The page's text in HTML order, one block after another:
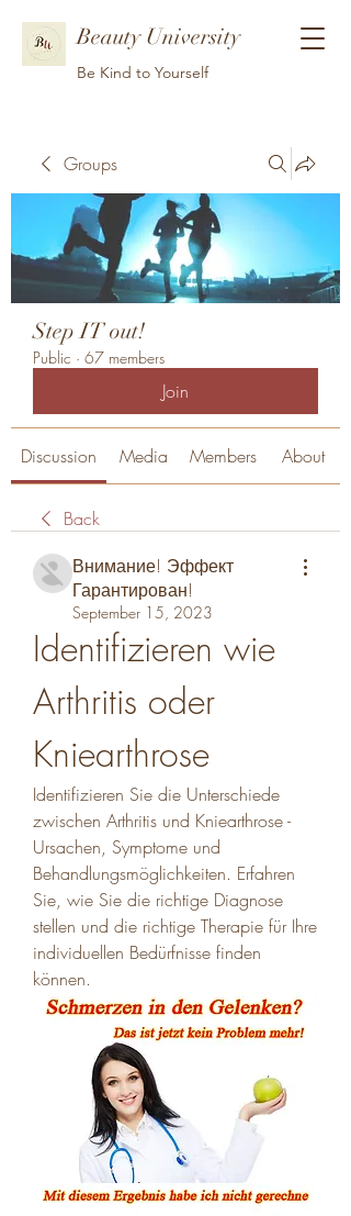
Beauty University
Be Kind to Yourself
Groups
Step IT out!
Public · 67 members
Join
Discussion Media Members About
Back
Внимание! Эффект
Гарантирован!
September 15, 2023
Identifizieren wie
Arthritis oder
Kniearthrose
Identifizieren Sie die Unterschiede
zwischen Arthritis und Kniearthrose -
Ursachen, Symptome und
Behandlungsmöglichkeiten. Erfahren
Sie, wie Sie die richtige Diagnose
stellen und die richtige Therapie für Ihre
individuellen Bedürfnisse finden
können.